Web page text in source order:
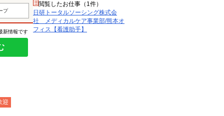
プ
新情報です
迎
閲覧したお仕事（1件）
日研トータルソーシング株式会
社 メディカルケア事業部/熊本オ
フィス【看護助手】